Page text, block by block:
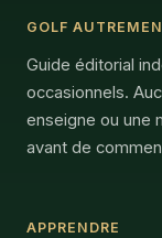
GOLF
Guide éditorial
occasionnels.
enseigne ou une
avant de
APPRENDRE